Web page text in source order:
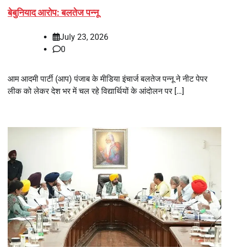
बेबुनियाद आरोप: बलतेज पन्नू
July 23, 2026
0
आम आदमी पार्टी (आप) पंजाब के मीडिया इंचार्ज बलतेज पन्नू ने नीट पेपर
लीक को लेकर देश भर में चल रहे विद्यार्थियों के आंदोलन पर […]